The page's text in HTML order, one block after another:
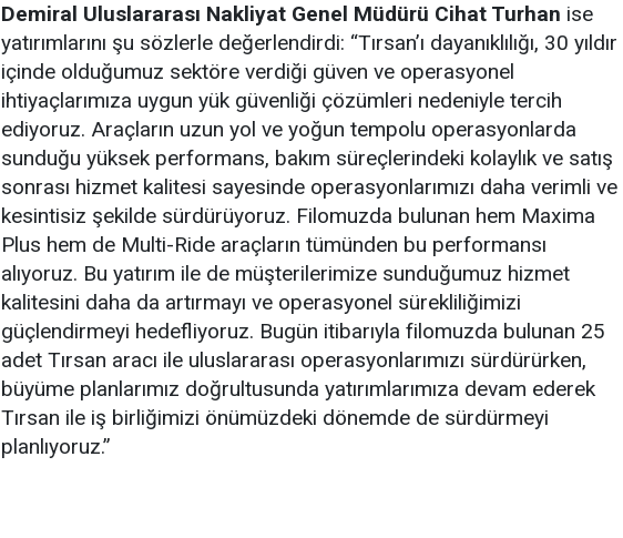
Demiral Uluslararası Nakliyat Genel Müdürü Cihat Turhan ise
yatırımlarını şu sözlerle değerlendirdi: “Tırsan’ı dayanıklılığı, 30 yıldır
içinde olduğumuz sektöre verdiği güven ve operasyonel
ihtiyaçlarımıza uygun yük güvenliği çözümleri nedeniyle tercih
ediyoruz. Araçların uzun yol ve yoğun tempolu operasyonlarda
sunduğu yüksek performans, bakım süreçlerindeki kolaylık ve satış
sonrası hizmet kalitesi sayesinde operasyonlarımızı daha verimli ve
kesintisiz şekilde sürdürüyoruz. Filomuzda bulunan hem Maxima
Plus hem de Multi-Ride araçların tümünden bu performansı
alıyoruz. Bu yatırım ile de müşterilerimize sunduğumuz hizmet
kalitesini daha da artırmayı ve operasyonel sürekliliğimizi
güçlendirmeyi hedefliyoruz. Bugün itibarıyla filomuzda bulunan 25
adet Tırsan aracı ile uluslararası operasyonlarımızı sürdürürken,
büyüme planlarımız doğrultusunda yatırımlarımıza devam ederek
Tırsan ile iş birliğimizi önümüzdeki dönemde de sürdürmeyi
planlıyoruz.”